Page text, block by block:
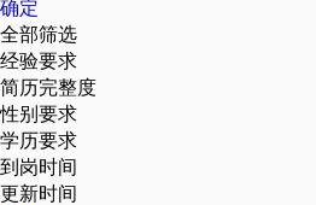
确定
全部筛选
经验要求
简历完整度
性别要求
学历要求
到岗时间
更新时间